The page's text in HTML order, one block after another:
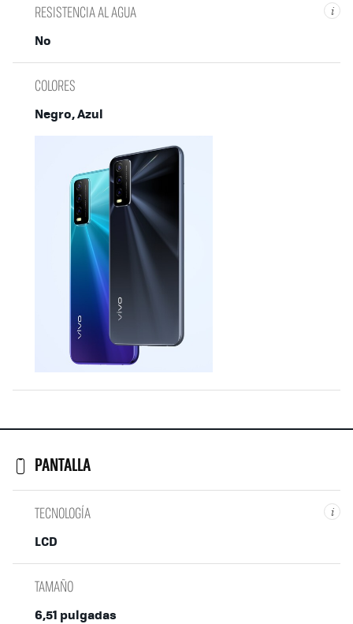
i
RESISTENCIA AL AGUA
No
COLORES
Negro, Azul
PANTALLA
i
TECNOLOGÍA
LCD
TAMAÑO
6,51 pulgadas